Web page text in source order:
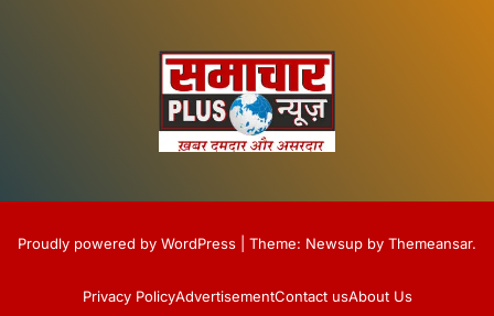
Proudly powered by WordPress Theme: Newsup by Themeansar.
Privacy PolicyAdvertisementContact usAbout Us